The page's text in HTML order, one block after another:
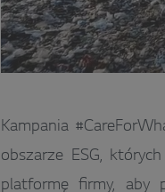
Kampania
obszarze ESG,
platformę firmy, aby